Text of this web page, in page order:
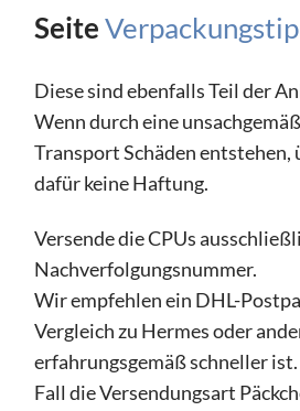
Seite
Diese sind ebenfalls Teil der
Wenn durch eine
Transport Schäden entstehen,
dafür keine Haftung.
Versende die CPUs
Nachverfolgungsnummer.
Wir empfehlen ein DHL-
Vergleich zu Hermes oder
erfahrungsgemäß schneller
Fall die Versendungsart